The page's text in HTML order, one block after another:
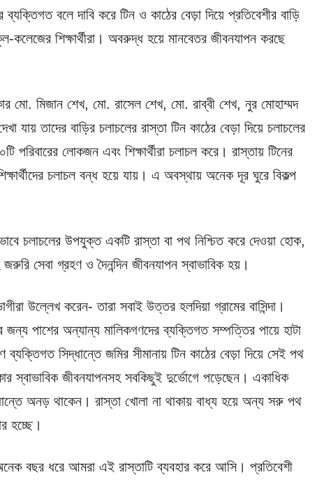
বলে দাবি করে টিন ও কাঠের বেড়া দিয়ে প্রতিবেশীর বাড়ি
শিক্ষার্থীরা। অবরুদ্ধ হয়ে মানবেতর জীবনযাপন করছে
মো. মিজান শেখ, মো. রাসেল শেখ, মো. রাব্বী শেখ, নুর মোহাম্মদ
তাদের বাড়ির চলাচলের রাস্তা টিন কাঠের বেড়া দিয়ে চলাচলের
লোকজন এবং শিক্ষার্থীরা চলাচল করে। রাস্তায় টিনের
চলাচল বন্ধ হয়ে যায়। এ অবস্থায় অনেক দূর ঘুরে বিকল্প
চলাচলের উপযুক্ত একটি রাস্তা বা পথ নিশ্চিত করে দেওয়া হোক,
সেবা গ্রহণ ও দৈনন্দিন জীবনযাপন স্বাভাবিক হয়।
উল্লেখ করেন- তারা সবাই উত্তর হলদিয়া গ্রামের বাসিন্দা।
পাশের অন্যান্য মালিকগণদের ব্যক্তিগত সম্পত্তির পায়ে হাটা
সিদ্ধান্তে জমির সীমানায় টিন কাঠের বেড়া দিয়ে সেই পথ
স্বাভাবিক জীবনযাপনসহ সবকিছুই দুর্ভোগে পড়েছেন। একাধিক
অনড় থাকেন। রাস্তা খোলা না থাকায় বাধ্য হয়ে অন্য সরু পথ
হচ্ছে।
বছর ধরে আমরা এই রাস্তাটি ব্যবহার করে আসি। প্রতিবেশী